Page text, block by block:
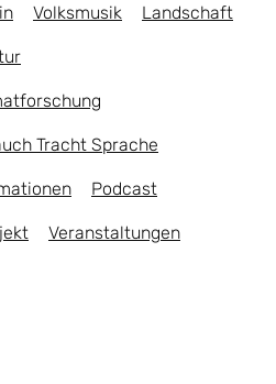
Volksmusik Landschaft
Tracht Sprache
Podcast
Veranstaltungen